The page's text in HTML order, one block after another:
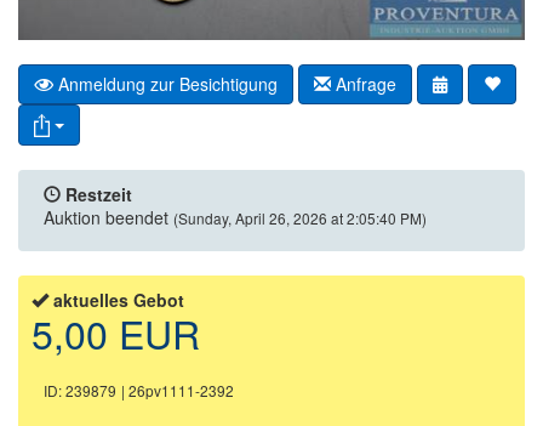
Anmeldung zur Besichtigung Anfrage
Restzeit
Auktion beendet (Sunday, April 26, 2026 at 2:05:40 PM)
aktuelles Gebot
5,00 EUR
ID: 239879 | 26pv1111-2392